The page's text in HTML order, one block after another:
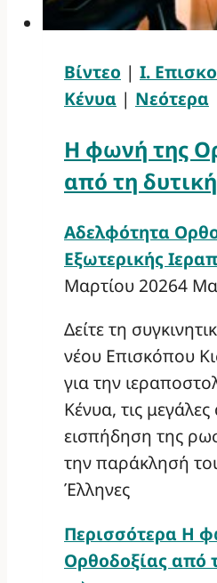
Βίντεο | Ι.
Κένυα | Νεότερα
Η φωνή της
από τη
Αδελφότητα
Εξωτερικής
Μαρτίου 20264
Δείτε τη
νέου Επισκόπου
για την
Κένυα, τις
εισπήδηση της
την παράκλησή
Έλληνες
Περισσότερα Η
Ορθοδοξίας από